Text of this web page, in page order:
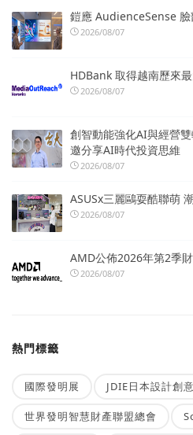
鎧應 AudienceSense
2026/08/07
HDBank 取得越南歷來
2026/08/07
創智動能強化AI與經營
邀分享AI時代投資思維
2026/08/07
ASUSx三麗鷗耍酷聯萌
2026/08/07
AMD公佈2026年第2季
2026/08/07
熱門標籤
國際發明展 JDIE日本設計創
世界發明智慧財產聯盟總會